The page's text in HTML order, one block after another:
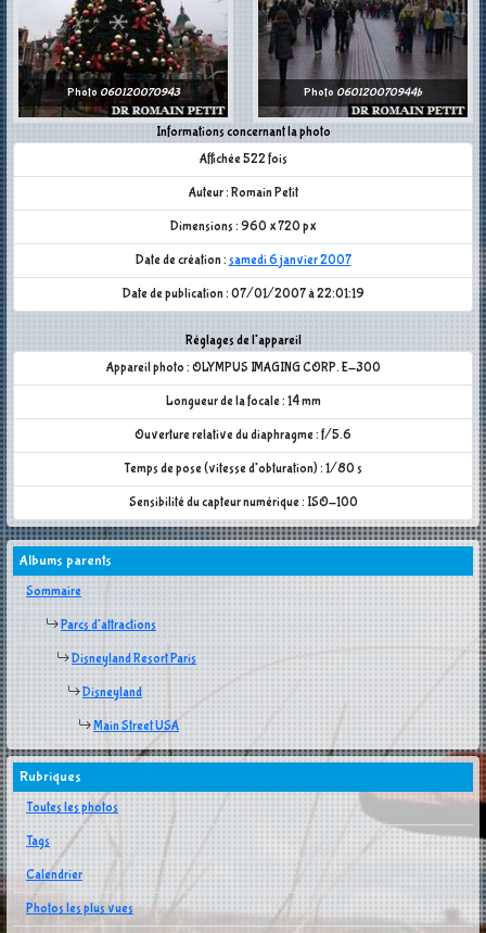
Photo 060120070943
Informations concernant la photo
Affichée 522 fois
Auteur : Romain Petit
Dimensions : 960 x 720 px
Date de création : samedi 6 janvier 2007
Date de publication : 07/01/2007 à 22:01:19
Réglages de l'appareil
Appareil photo : OLYMPUS IMAGING CORP. E-300
Longueur de la focale : 14 mm
Ouverture relative du diaphragme : f/5.6
Temps de pose (vitesse d'obturation) : 1/80 s
Sensibilité du capteur numérique : ISO-100
Photo 060120070944b
Albums parents
Sommaire
Parcs d'attractions
Disneyland Resort Paris
Disneyland
Main Street USA
Rubriques
Toutes les photos
Tags
Calendrier
Photos les plus vues